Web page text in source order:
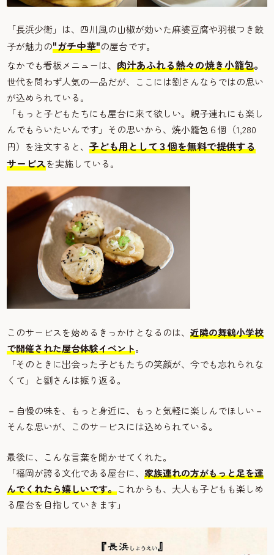
「長浜少衛」は、四川風の山椒が効いた麻婆豆腐や羽根つき餃
子が魅力の"ガチ中華"の屋台です。
なかでも看板メニューは、肉汁あふれる熱々の焼き小籠包。
世代を問わず人気の一品だが、ここには劉さんならではの思い
が込められている。
「もっと子どもたちにも屋台に来て欲しい。親子連れにも楽し
んでもらいたいんです」その思いから、焼小籠包６個（1,280
円）を注文すると、子ども用として３個を無料で提供する
サービスを実施している。
このサービスを始めるきっかけとなるのは、近隣の舞鶴小学校
で開催された屋台体験イベント。
「そのときに出会った子どもたちの笑顔が、今でも忘れられな
くて」と劉さんは振り返る。
－自慢の味を、もっと身近に、もっと気軽に楽しんでほしい－
そんな思いが、このサービスには込められている。
最後に、こんな言葉を聞かせてくれた。
「福岡が誇る文化である屋台に、家族連れの方がもっと足を運
んでくれたら嬉しいです。これからも、大人も子どもも楽しめ
る屋台を目指していきます」